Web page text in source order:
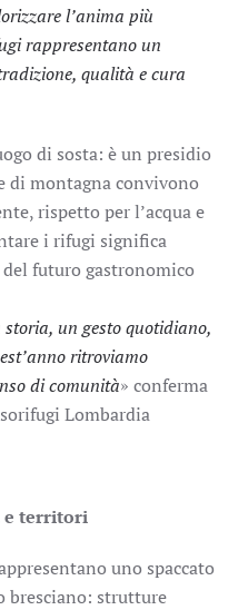
l’anima più
rappresentano un
qualità e cura
di sosta: è un presidio
di montagna convivono
rispetto per l’acqua e
i rifugi significa
futuro gastronomico
un gesto quotidiano,
’anno ritroviamo
di comunità» conferma
Lombardia
e territori
uno spaccato
bresciano: strutture